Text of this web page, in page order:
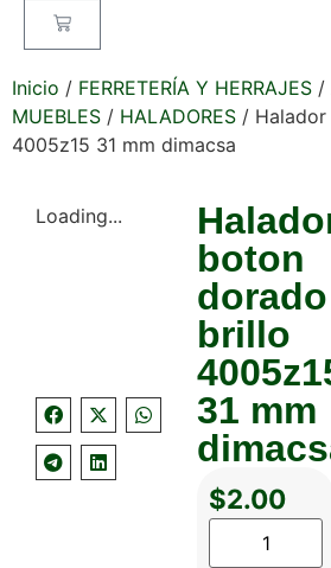
Inicio / FERRETERÍA Y HERRAJES /
MUEBLES / HALADORES /
4005z15 31 mm dimacsa
Loading...
boton
dorado
brillo
31 mm
$2.00